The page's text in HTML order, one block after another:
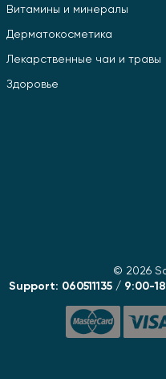
Витамины и минералы
Дерматокосметика
Лекарственные чаи и травы
Здоровье
© 2026
Support: 060511135 / 9:00-